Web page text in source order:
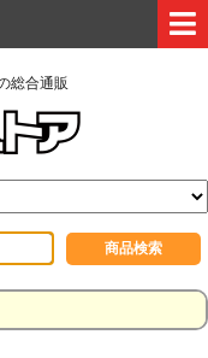
総合通販